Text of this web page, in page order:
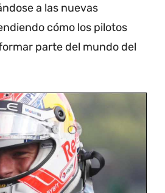
a las nuevas
cómo los pilotos
parte del mundo del